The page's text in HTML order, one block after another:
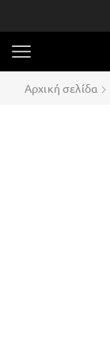
Αρχική σελίδα